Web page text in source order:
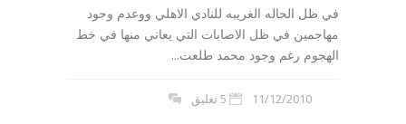
في ظل الحاله الغريبه للنادي الاهلي ووعدم وجود
مهاجمين في ظل الاصابات التي يعاني منها في خط
الهجوم رغم وجود محمد طلعت...
11/12/2010 5 تعليق